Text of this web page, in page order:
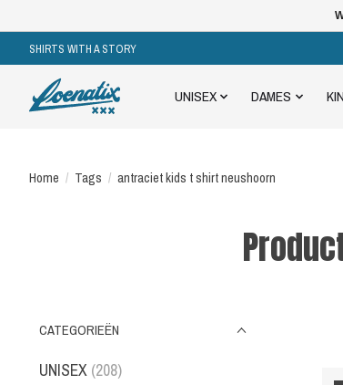
SHIRTS WITH A STORY
UNISEX DAMES
Home / Tags / antraciet kids t shirt neushoorn
CATEGORIEËN
UNISEX (208)